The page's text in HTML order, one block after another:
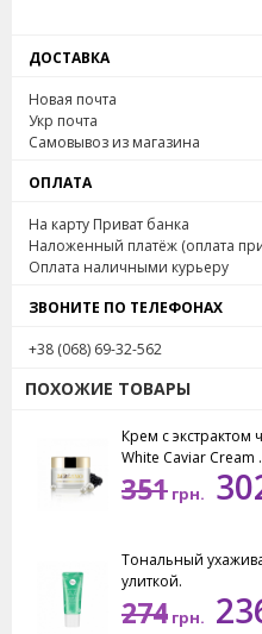
ДОСТАВКА
Новая почта
Укр почта
Самовывоз из магазина
ОПЛАТА
На карту Приват банка
Наложенный платёж (оплата
Оплата наличными курьеру
ЗВОНИТЕ ПО ТЕЛЕФОНАХ
+38 (068) 69-32-562
ПОХОЖИЕ ТОВАРЫ
Крем с
White Caviar Cream .
351 грн.
Тональный
улиткой.
274 грн.